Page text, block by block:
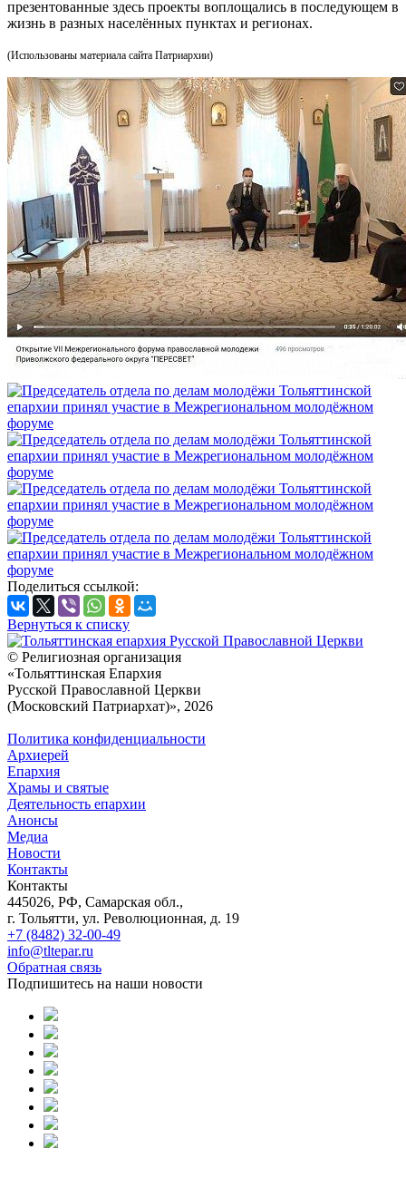
презентованные здесь проекты воплощались в последующем в
жизнь в разных населённых пунктах и регионах.
(Использованы материала сайта Патриархии)
Поделиться ссылкой:
Вернуться к списку
© Религиозная организация
«Тольяттинская Епархия
Русской Православной Церкви
(Московский Патриархат)», 2026
Политика конфиденциальности
Архиерей
Епархия
Храмы и святые
Деятельность епархии
Анонсы
Медиа
Новости
Контакты
Контакты
445026, РФ, Самарская обл.,
г. Тольятти, ул. Революционная, д. 19
+7 (8482) 32-00-49
info@tltepar.ru
Обратная связь
Подпишитесь на наши новости